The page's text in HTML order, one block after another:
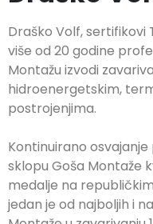
Draško Volf, sertifikovi
više od 20 godine
Montažu izvodi
hidroenergetskim,
postrojenjima.
Kontinuirano
sklopu Goša Montaže
medalje na
jedan je od najboljih i